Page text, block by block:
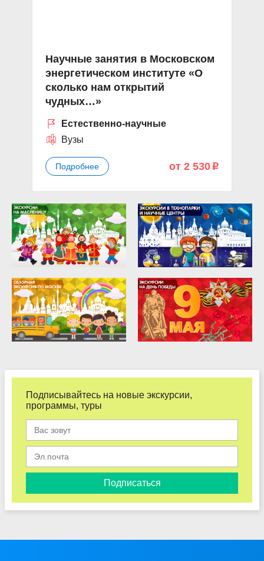
Научные занятия в Московском
энергетическом институте «О
сколько нам открытий
чудных…»
Естественно-научные
Вузы
Подробнее от 2 530 p
Подписывайтесь на новые экскурсии,
программы, туры
Подписаться